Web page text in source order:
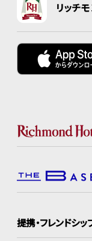
リッチ
提携・フレンドシ